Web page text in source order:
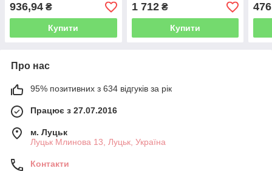
936,94 ₴
Купити
1 712₴
Купити
Про нас
95% позитивних з 634 відгуків за рік
Працює з 27.07.2016
м. Луцьк
Луцьк Млинова 13, Луцьк, Україна
Контакти